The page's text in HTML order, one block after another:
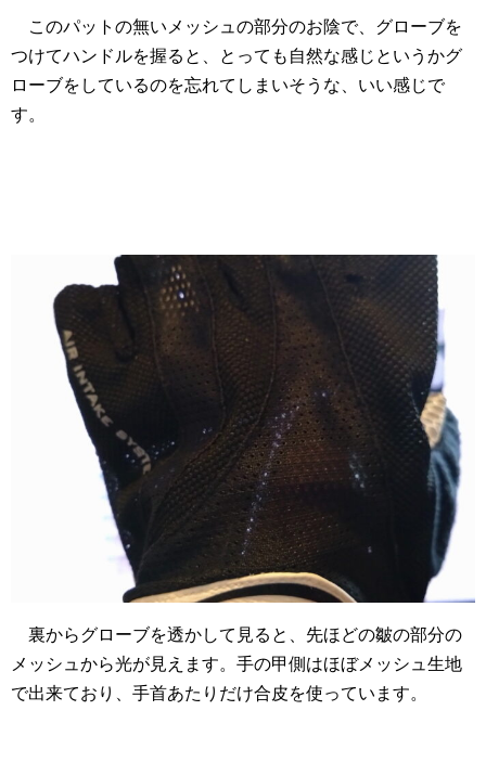
このパットの無いメッシュの部分のお陰で、グローブを
つけてハンドルを握ると、とっても自然な感じというかグ
ローブをしているのを忘れてしまいそうな、いい感じで
す。
裏からグローブを透かして見ると、先ほどの皺の部分の
メッシュから光が見えます。手の甲側はほぼメッシュ生地
で出来ており、手首あたりだけ合皮を使っています。